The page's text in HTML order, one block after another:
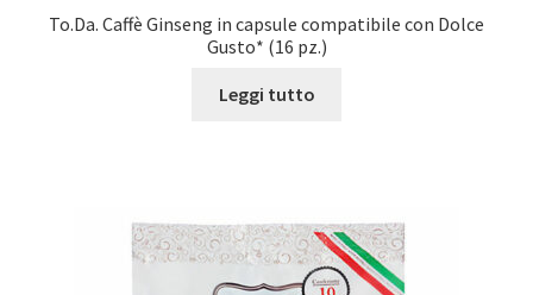
To.Da. Caffè Ginseng in capsule compatibile con Dolce
Gusto* (16 pz.)
Leggi tutto